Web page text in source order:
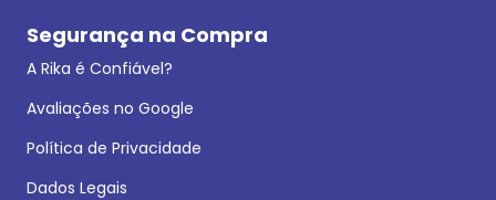
Segurança na Compra
A Rika é Confiável?
Avaliações no Google
Política de Privacidade
Dados Legais